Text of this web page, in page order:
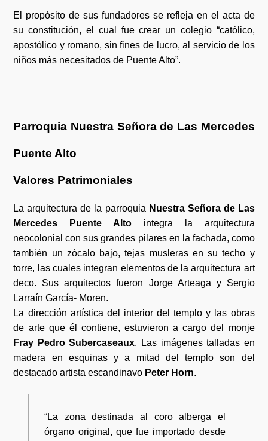
El propósito de sus fundadores se refleja en el acta de
su constitución, el cual fue crear un colegio “católico,
apostólico y romano, sin fines de lucro, al servicio de los
niños más necesitados de Puente Alto”.
Parroquia Nuestra Señora de Las Mercedes
Puente Alto
Valores Patrimoniales
La arquitectura de la parroquia Nuestra Señora de Las
Mercedes Puente Alto integra la arquitectura
neocolonial con sus grandes pilares en la fachada, como
también un zócalo bajo, tejas musleras en su techo y
torre, las cuales integran elementos de la arquitectura art
deco. Sus arquitectos fueron Jorge Arteaga y Sergio
Larraín García- Moren.
La dirección artística del interior del templo y las obras
de arte que él contiene, estuvieron a cargo del monje
Fray Pedro Subercaseaux. Las imágenes talladas en
madera en esquinas y a mitad del templo son del
destacado artista escandinavo Peter Horn.
“La zona destinada al coro alberga el
órgano original, que fue importado desde